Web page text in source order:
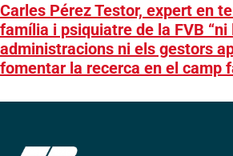
Carles Pérez Testor, expert en
família i psiquiatre de la FVB “ni
administracions ni els gestors
fomentar la recerca en el camp